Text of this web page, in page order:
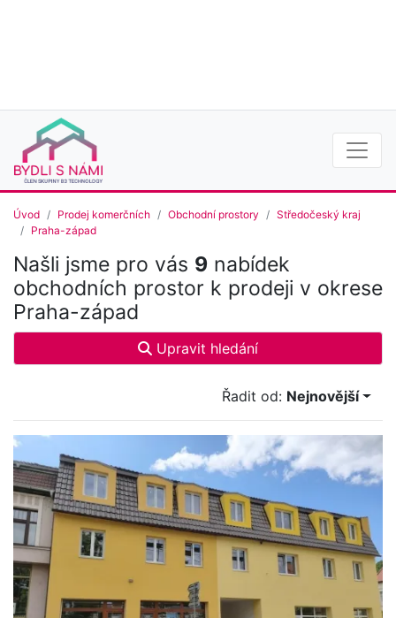
Úvod Prodej komerčních Obchodní prostory
Středočeský kraj
Praha-západ
Našli jsme pro vás 9 nabídek
obchodních prostor k prodeji v okrese
Praha-západ
Upravit hledání
Řadit od: Nejnovější